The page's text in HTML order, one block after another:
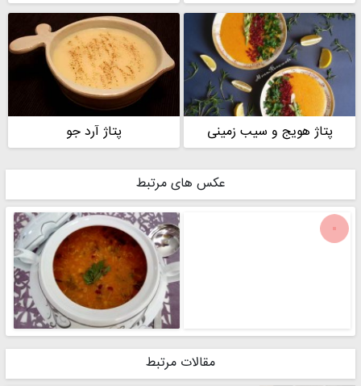
پتاژ هویج و سیب زمینی پتاژ آرد جو
عکس های مرتبط
مقالات مرتبط